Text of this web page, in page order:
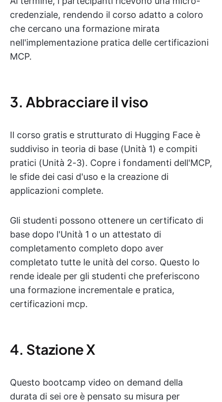
credenziale, rendendo il corso adatto a coloro
che cercano una formazione mirata
nell'implementazione pratica delle certificazioni
MCP.
3. Abbracciare il viso
Il corso gratis e strutturato di Hugging Face è
suddiviso in teoria di base (Unità 1) e compiti
pratici (Unità 2-3). Copre i fondamenti dell'MCP,
le sfide dei casi d'uso e la creazione di
applicazioni complete.
Gli studenti possono ottenere un certificato di
base dopo l'Unità 1 o un attestato di
completamento completo dopo aver
completato tutte le unità del corso. Questo lo
rende ideale per gli studenti che preferiscono
una formazione incrementale e pratica,
certificazioni mcp.
4. Stazione X
Questo bootcamp video on demand della
durata di sei ore è pensato su misura per